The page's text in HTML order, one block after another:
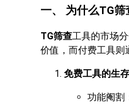
一、 为什么TG
TG筛查工具的市场
价值，而付费工具则
免费工具的生
功能阉割